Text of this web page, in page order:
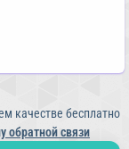
качестве бесплатно
обратной связи